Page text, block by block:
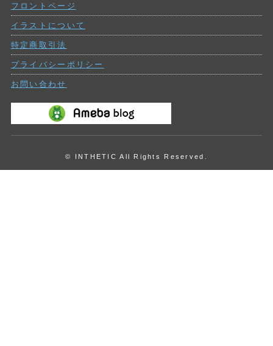
投
稿
フロントページ
イラストについて
特定商取引法
プライバシーポリシー
お問い合わせ
© INTHETIC All Rights Reserved.